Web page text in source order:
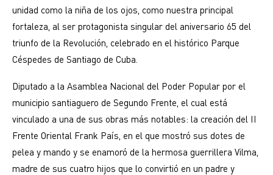
unidad como la niña de los ojos, como nuestra principal
fortaleza, al ser protagonista singular del aniversario 65 del
triunfo de la Revolución, celebrado en el histórico Parque
Céspedes de Santiago de Cuba.
Diputado a la Asamblea Nacional del Poder Popular por el
municipio santiaguero de Segundo Frente, el cual está
vinculado a una de sus obras más notables: la creación del II
Frente Oriental Frank País, en el que mostró sus dotes de
pelea y mando y se enamoró de la hermosa guerrillera Vilma,
madre de sus cuatro hijos que lo convirtió en un padre y